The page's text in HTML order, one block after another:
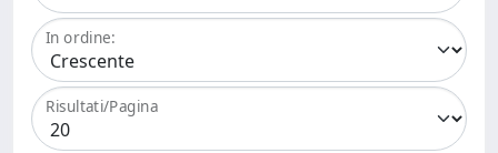
In ordine:
Risultati/Pagina